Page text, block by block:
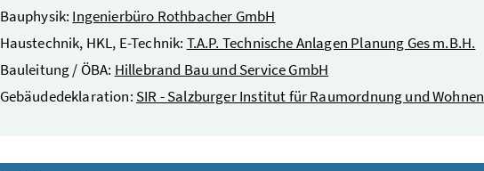
Bauphysik: Ingenierbüro Rothbacher GmbH
Haustechnik, HKL, E-Technik: T.A.P. Technische Anlagen Planung Ges m.B.H.
Bauleitung / ÖBA: Hillebrand Bau und Service GmbH
Gebäudedeklaration: SIR - Salzburger Institut für Raumordnung und Wohnen